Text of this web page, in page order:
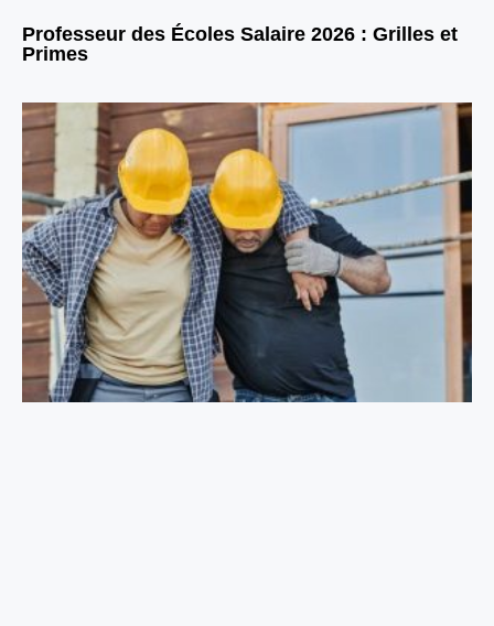
Professeur des Écoles Salaire 2026 : Grilles et
Primes